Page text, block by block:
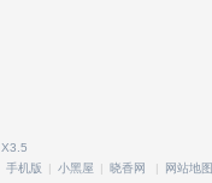
X3.5
手机版 | 小黑屋 | 晓香网 | 网站地图